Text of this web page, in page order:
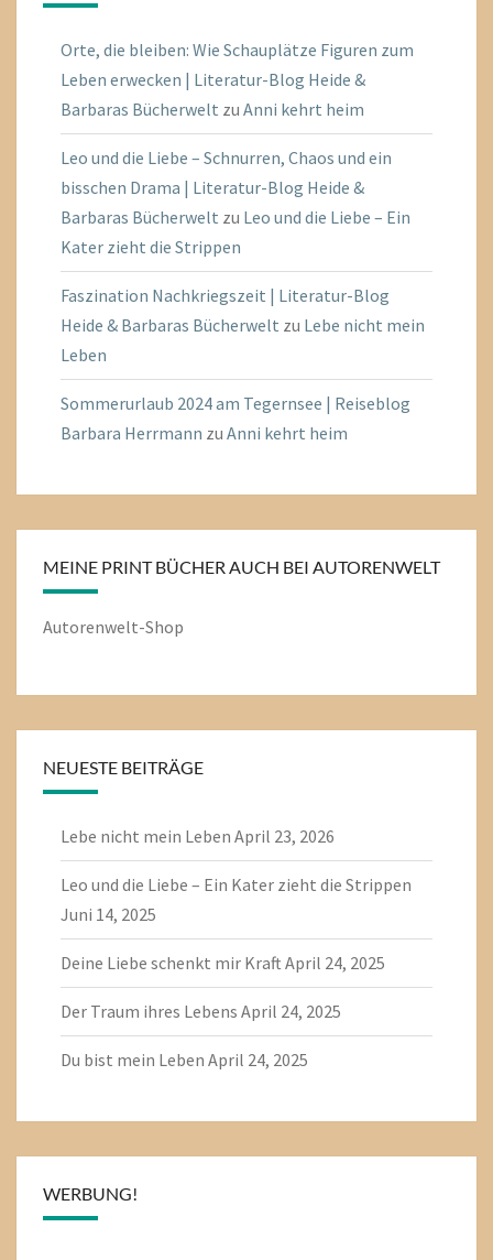
Orte, die bleiben: Wie Schauplätze Figuren zum
Leben erwecken | Literatur-Blog Heide &
Barbaras Bücherwelt zu Anni kehrt heim
Leo und die Liebe – Schnurren, Chaos und ein
bisschen Drama | Literatur-Blog Heide &
Barbaras Bücherwelt zu Leo und die Liebe – Ein
Kater zieht die Strippen
Faszination Nachkriegszeit | Literatur-Blog
Heide & Barbaras Bücherwelt zu Lebe nicht mein
Leben
Sommerurlaub 2024 am Tegernsee | Reiseblog
Barbara Herrmann zu Anni kehrt heim
MEINE PRINT BÜCHER AUCH BEI AUTORENWELT
Autorenwelt-Shop
NEUESTE BEITRÄGE
Lebe nicht mein Leben April 23, 2026
Leo und die Liebe – Ein Kater zieht die Strippen
Juni 14, 2025
Deine Liebe schenkt mir KraftApril 24, 2025
Der Traum ihres Lebens April 24, 2025
Du bist mein Leben April 24, 2025
WERBUNG!